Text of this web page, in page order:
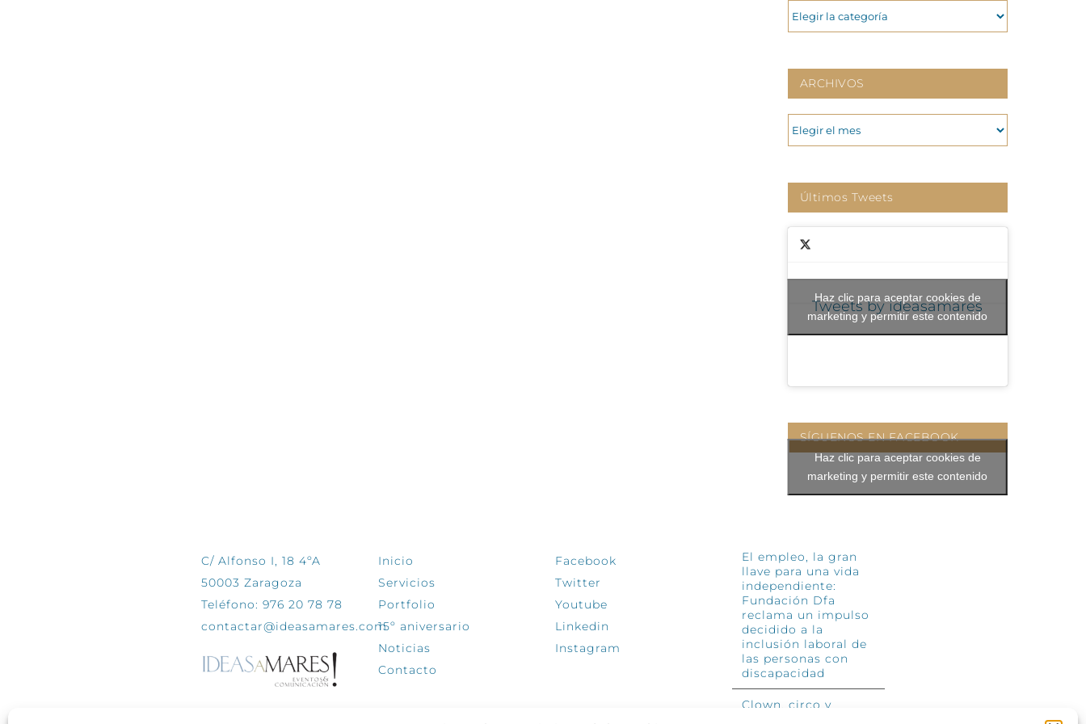
CATEGORIAS
ARCHIVOS
ARCHIVOS
Últimos Tweets
Tweets by ideasamares
Haz clic para aceptar cookies de
marketing y permitir este contenido
SÍGUENOS EN FACEBOOK
Haz clic para aceptar cookies de
marketing y permitir este contenido
C/ Alfonso I, 18 4ºA
50003 Zaragoza
Teléfono: 976 20 78 78
contactar@ideasamares.com
Inicio
Servicios
Portfolio
15º aniversario
Noticias
Contacto
Facebook
Twitter
Youtube
Linkedin
Instagram
El empleo, la gran
llave para una vida
independiente:
Fundación Dfa
reclama un impulso
decidido a la
inclusión laboral de
las personas con
discapacidad
Clown, circo y